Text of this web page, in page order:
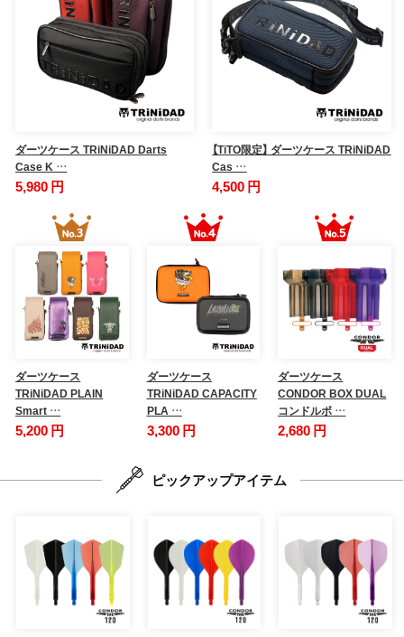
ダーツケース TRiNiDAD Darts
Case K …
5,980 円
【TiTO限定】 ダーツケース TRiNiDAD
Cas …
4,500 円
ダーツケース
TRiNiDAD PLAIN
Smart …
5,200 円
ダーツケース
TRiNiDAD CAPACITY
PLA …
3,300 円
ダーツケース
CONDOR BOX DUAL
コンドルボ …
2,680 円
ピックアップアイテム